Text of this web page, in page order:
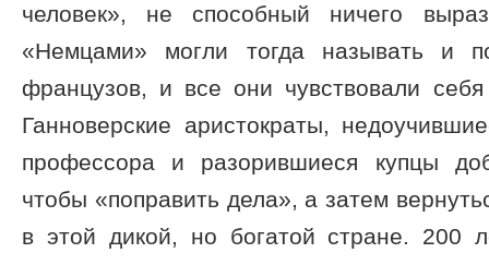
человек», не способный ничего
«Немцами» могли тогда называть и
французов, и все они чувствовали
Ганноверские аристократы,
профессора и разорившиеся купцы
чтобы «поправить дела», а затем
в этой дикой, но богатой стране. 200